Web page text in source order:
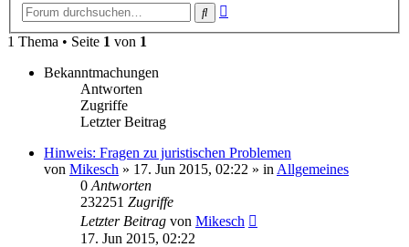
Suche
1 Thema • Seite 1 von 1
Bekanntmachungen
Antworten
Zugriffe
Letzter Beitrag
Hinweis: Fragen zu juristischen Problemen
von Mikesch » 17. Jun 2015, 02:22 » in Allgemeines
0 Antworten
232251 Zugriffe
Letzter Beitrag von Mikesch
17. Jun 2015, 02:22